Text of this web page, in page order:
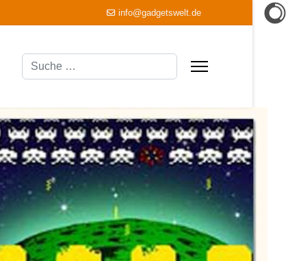
info@gadgetswelt.de
Suchen